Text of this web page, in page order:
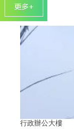
行政辦公大樓